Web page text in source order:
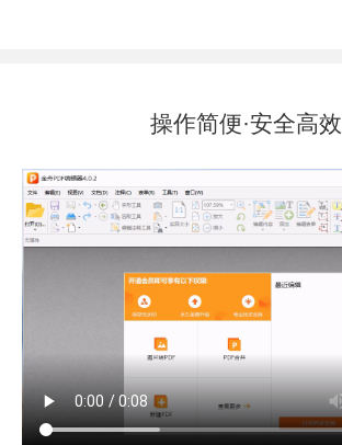
操作简便·安全高效